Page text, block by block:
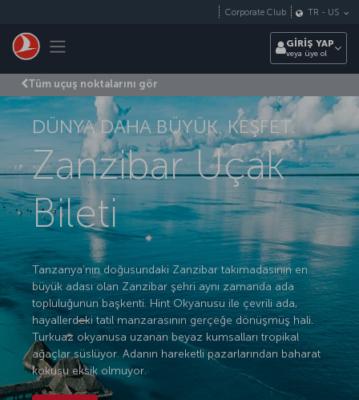
Toggle navigation
Corporate Club TR - US
GİRİŞ YAP
veya üye ol
Tüm uçuş noktalarını gör
DÜNYA DAHA BÜYÜK. KEŞFET.
Zanzibar Uçak
Bileti
Tanzanya’nın doğusundaki Zanzibar takımadasının en
büyük adası olan Zanzibar şehri aynı zamanda ada
topluluğunun başkenti. Hint Okyanusu ile çevrili ada,
hayallerdeki tatil manzarasının gerçeğe dönüşmüş hali.
Turkuaz okyanusa uzanan beyaz kumsalları tropikal
ağaçlar süslüyor. Adanın hareketli pazarlarından baharat
kokusu eksik olmuyor.